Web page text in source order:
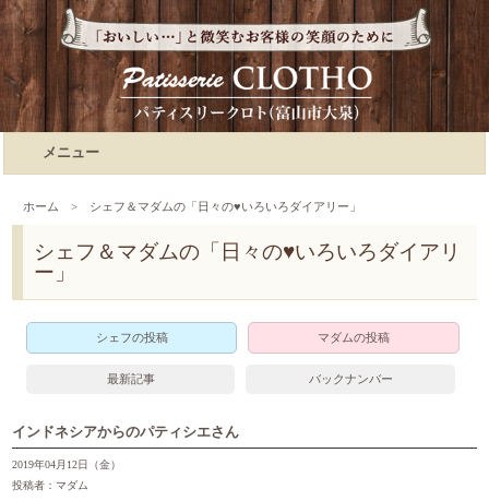
メニュー
ホーム > シェフ＆マダムの「日々の♥いろいろダイアリー」
シェフ＆マダムの「日々の♥いろいろダイアリ
ー」
シェフの投稿 マダムの投稿
最新記事 バックナンバー
インドネシアからのパティシエさん
2019年04月12日（金）
投稿者：マダム